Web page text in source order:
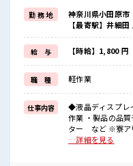
方にもオススメ！
寮付きのお仕事なのでそん
≪高時給案件≫
未経験スタートでも時給
≪適度な残業でお給料UP≫
残業は月20時間未満でほど
≪未経験の方も大カンゲイ
新しいことにチャレンジす
しっかり働く環境が整って
イチからスキルUP・ステッ
勤 務 地
神奈川県小田原市
【最寄駅】井細
給 与 【時給】1,800 円
職 種 軽作業
仕事内容
◆液晶ディスプレ
作業 ・製品の品
ター など ※寮アリのお仕事！一人暮らしスタートにもピッ
タリ♪ ■お仕事PR ≪寮があるオシゴト≫ ワンルーム寮が0
…詳細を見る